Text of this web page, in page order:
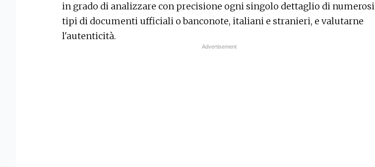
in grado di analizzare con precisione ogni singolo dettaglio di numerosi
tipi di documenti ufficiali o banconote, italiani e stranieri, e valutarne
l'autenticità.